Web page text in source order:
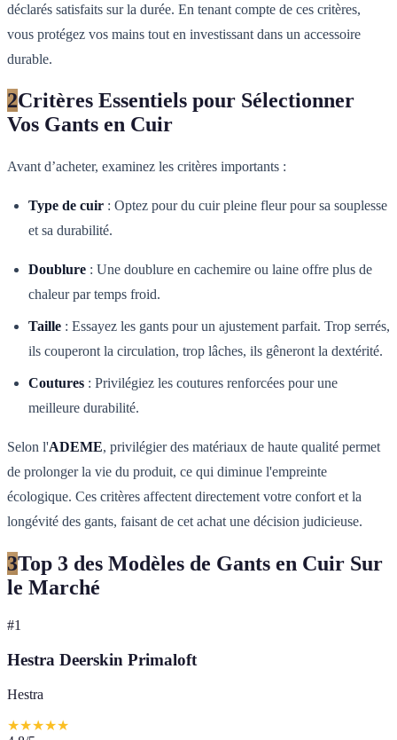
déclarés satisfaits sur la durée. En tenant compte de ces critères,
vous protégez vos mains tout en investissant dans un accessoire
durable.
2Critères Essentiels pour Sélectionner
Vos Gants en Cuir
Avant d’acheter, examinez les critères importants :
Type de cuir : Optez pour du cuir pleine fleur pour sa souplesse
et sa durabilité.
Doublure : Une doublure en cachemire ou laine offre plus de
chaleur par temps froid.
Taille : Essayez les gants pour un ajustement parfait. Trop serrés,
ils couperont la circulation, trop lâches, ils gêneront la dextérité.
Coutures : Privilégiez les coutures renforcées pour une
meilleure durabilité.
Selon l'ADEME, privilégier des matériaux de haute qualité permet
de prolonger la vie du produit, ce qui diminue l'empreinte
écologique. Ces critères affectent directement votre confort et la
longévité des gants, faisant de cet achat une décision judicieuse.
3Top 3 des Modèles de Gants en Cuir Sur
le Marché
#1
Hestra Deerskin Primaloft
Hestra
★★★★★